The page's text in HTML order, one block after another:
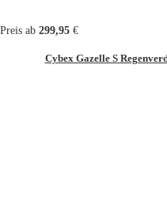
Preis ab 299,95 €
Cybex Gazelle S